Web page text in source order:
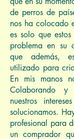
de perros de
nos ha colocado
es solo que
problema en su
que además,
utilizado para
En mis manos
Colaborando y
nuestros
solucionamos.
profesional para
un comprador